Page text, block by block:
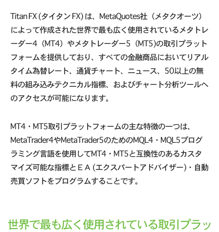
Titan FX (タイタン FX) は、MetaQuotes社（メタクオーツ）
によって作成された世界で最も広く使用されているメタトレ
ーダー4（MT4）やメタトレーダー5（MT5)の取引プラット
フォームを提供しており、すべての金融商品においてリアル
タイム為替レート、通貨チャート、ニュース、50以上の無
料の組み込みテクニカル指標、およびチャート分析ツールへ
のアクセスが可能になります。
MT4・MT5取引プラットフォームの主な特徴の一つは、
MetaTrader4やMetaTrader5のためのMQL4・MQL5プログ
ラミング言語を使用してMT4・MT5と互換性のあるカスタ
マイズ可能な指標とΕΑ (エクスパートアドバイザー)・自動
売買ソフトをプログラムすることです。
世界で最も広く使用されている取引プラッ